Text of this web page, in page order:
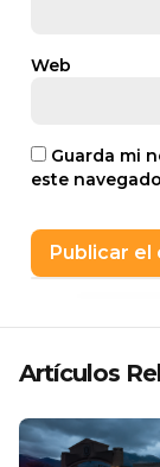
Web
Guarda mi
este
Artículos